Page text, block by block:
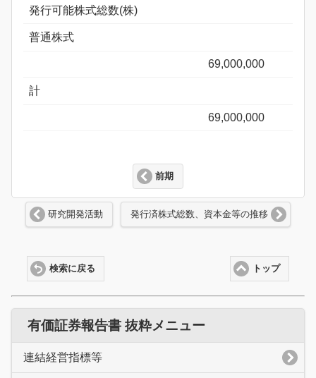
発行可能株式総数(株)
普通株式
69,000,000
計
69,000,000
前期
研究開発活動 発行済株式総数、資本金等の推移
トップ
検索に戻る
有価証券報告書 抜粋メニュー
連結経営指標等